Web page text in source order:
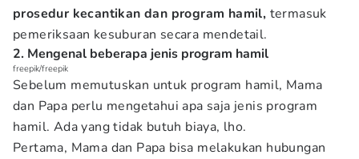
prosedur kecantikan dan program hamil, termasuk
pemeriksaan kesuburan secara mendetail.
2. Mengenal beberapa jenis program hamil
freepik/freepik
Sebelum memutuskan untuk program hamil, Mama
dan Papa perlu mengetahui apa saja jenis program
hamil. Ada yang tidak butuh biaya, lho.
Pertama, Mama dan Papa bisa melakukan hubungan